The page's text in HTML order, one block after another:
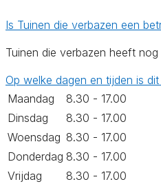
Is Tuinen die verbazen een
Tuinen die verbazen heeft
Op welke dagen en tijden is
Maandag
8.30 - 17.00
Dinsdag
8.30 - 17.00
Woensdag 8.30 - 17.00
Donderdag 8.30 - 17.00
Vrijdag
8.30 - 17.00